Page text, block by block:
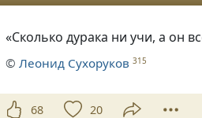
«Сколько дурака ни учи, а он
©Леонид Сухоруков 315
68 20